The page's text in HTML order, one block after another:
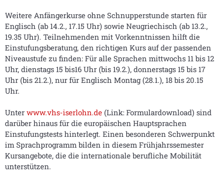
Weitere Anfängerkurse ohne Schnupperstunde starten für
Englisch (ab 14.2., 17.15 Uhr) sowie Neugriechisch (ab 13.2.,
19.35 Uhr). Teilnehmenden mit Vorkenntnissen hilft die
Einstufungsberatung, den richtigen Kurs auf der passenden
Niveaustufe zu finden: Für alle Sprachen mittwochs 11 bis 12
Uhr, dienstags 15 bis16 Uhr (bis 19.2.), donnerstags 15 bis 17
Uhr (bis 21.2.), nur für Englisch Montag (28.1.), 18 bis 20.15
Uhr.
Unter www.vhs-iserlohn.de (Link: Formulardownload) sind
darüber hinaus für die europäischen Hauptsprachen
Einstufungstests hinterlegt. Einen besonderen Schwerpunkt
im Sprachprogramm bilden in diesem Frühjahrssemester
Kursangebote, die die internationale berufliche Mobilität
unterstützen.